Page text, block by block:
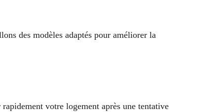
des modèles adaptés pour améliorer la
votre logement après une tentative